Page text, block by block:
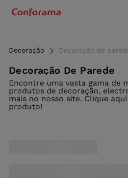
Decoração Decoração de parede, espelhos,
Decoração De Parede
Encontre uma vasta gama de
produtos de decoração,
mais no nosso site. Clique
produto!